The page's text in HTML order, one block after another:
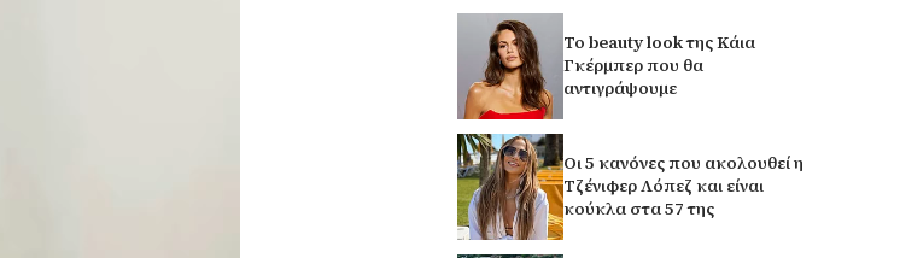
Το beauty look της Κάια
Γκέρμπερ που θα
αντιγράψουμε
Οι 5 κανόνες που ακολουθεί η
Τζένιφερ Λόπεζ και είναι
κούκλα στα 57 της